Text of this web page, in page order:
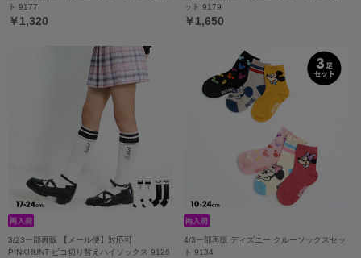
ト 9177
￥1,320
ット 9179
￥1,650
3/23一部再販 【メール便】対応可
PINKHUNT ピコ切り替えハイソックス 9126
4/3一部再販 ディズニー クルーソックスセッ
ト 9134